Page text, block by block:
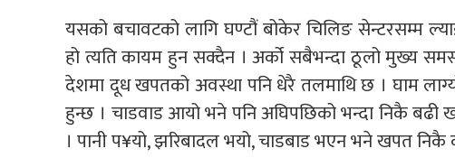
यसको बचावटको लागि घण्टौं बोकेर चिलिङ सेन्टरसम्म
हो त्यति कायम हुन सक्दैन । अर्को सबैभन्दा ठूलो मुख्य
देशमा दूध खपतको अवस्था पनि धेरै तलमाथि छ । घाम
हुन्छ । चाडवाड आयो भने पनि अघिपछिको भन्दा निकै
। पानी प¥यो, झरिबादल भयो, चाडबाड भएन भने खपत